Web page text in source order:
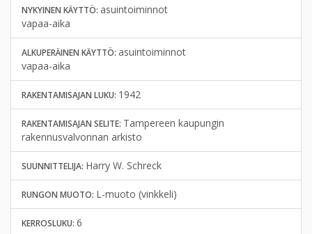
NYKYINEN KÄYTTÖ: asuintoiminnot
vapaa-aika
ALKUPERÄINEN KÄYTTÖ: asuintoiminnot
vapaa-aika
RAKENTAMISAJAN LUKU: 1942
RAKENTAMISAJAN SELITE: Tampereen kaupungin
rakennusvalvonnan arkisto
SUUNNITTELIJA: Harry W. Schreck
RUNGON MUOTO: L-muoto (vinkkeli)
KERROSLUKU: 6